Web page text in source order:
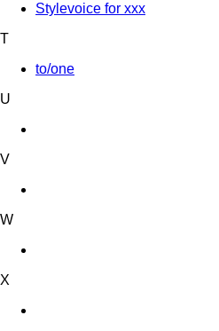
Stylevoice for xxx
T
to/one
U
V
W
X